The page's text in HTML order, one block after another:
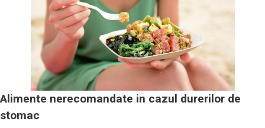
Alimente nerecomandate in cazul durerilor de
stomac